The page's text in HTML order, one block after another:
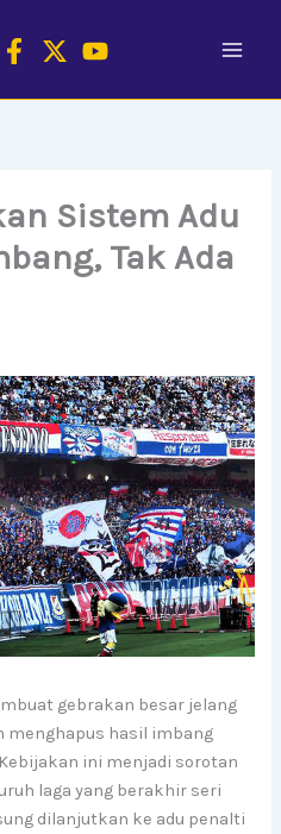
Sistem Adu
Tak Ada
gebrakan besar jelang
menghapus hasil imbang
ini menjadi sorotan
laga yang berakhir seri
dilanjutkan ke adu penalti